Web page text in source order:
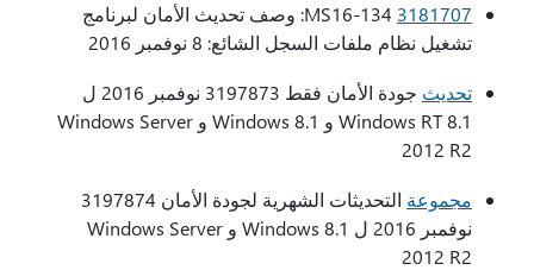
3181707
MS16-134: وصف تحديث الأمان لبرنامج
تشغيل نظام ملفات السجل الشائع: 8 نوفمبر 2016
تحديث
جودة الأمان فقط 3197873 نوفمبر 2016 ل
Windows RT 8.1 و Windows 8.1 و Windows Server
2012 R2
مجموعة
التحديثات الشهرية لجودة الأمان 3197874
نوفمبر 2016 ل Windows 8.1 و Windows Server
2012 R2